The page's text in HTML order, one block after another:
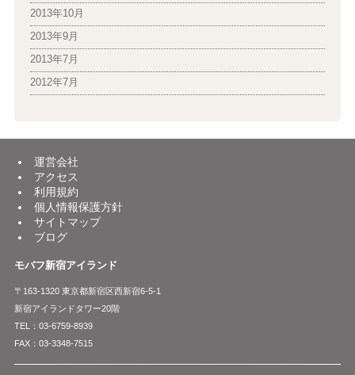
2013年10月
2013年9月
2013年7月
2012年7月
運営会社
アクセス
利用規約
個人情報保護方針
サイトマップ
ブログ
モバフ新宿アイランド
〒163-1320 東京都新宿区西新宿6-5-1
新宿アイランドタワー20階
TEL：03-6759-8939
FAX：03-3348-7515